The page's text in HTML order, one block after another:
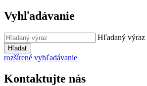
Vyhľadávanie
Hľadaný výraz
Hľadať
rozšírené vyhľadávanie
Kontaktujte nás